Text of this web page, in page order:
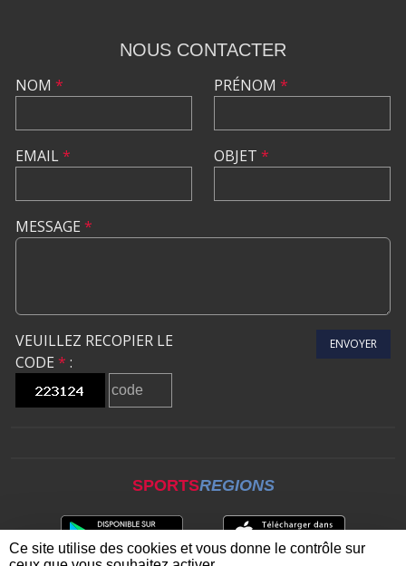
NOUS CONTACTER
NOM *
EMAIL*
PRÉNOM *
OBJET *
MESSAGE *
VEUILLEZ RECOPIER LE
CODE * :
ENVOYER
SPORTSREGIONS
Ce site utilise des cookies et vous donne le contrôle sur